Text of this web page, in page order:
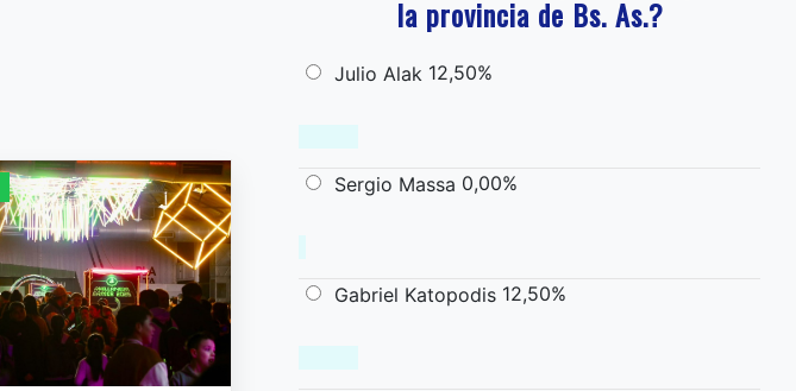
la provincia de Bs. As.?
Julio Alak 12,50%
Sergio Massa 0,00%
Gabriel Katopodis 12,50%